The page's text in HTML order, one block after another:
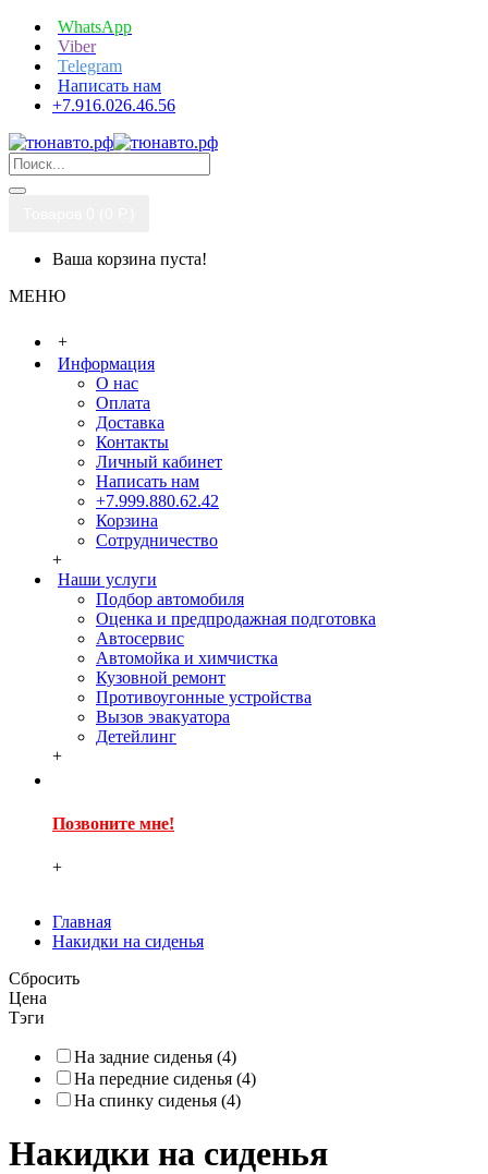
WhatsApp
Viber
Telegram
Написать нам
+7.916.026.46.56
Ваша корзина пуста!
МЕНЮ
+
Информация
О нас
Оплата
Доставка
Контакты
Личный кабинет
Написать нам
+7.999.880.62.42
Корзина
Сотрудничество
+
Наши услуги
Подбор автомобиля
Оценка и предпродажная подготовка
Автосервис
Автомойка и химчистка
Кузовной ремонт
Противоугонные устройства
Вызов эвакуатора
Детейлинг
+
Позвоните мне!
+
Главная
Накидки на сиденья
Сбросить
Цена
Тэги
На задние сиденья (4)
На передние сиденья (4)
На спинку сиденья (4)
Накидки на сиденья